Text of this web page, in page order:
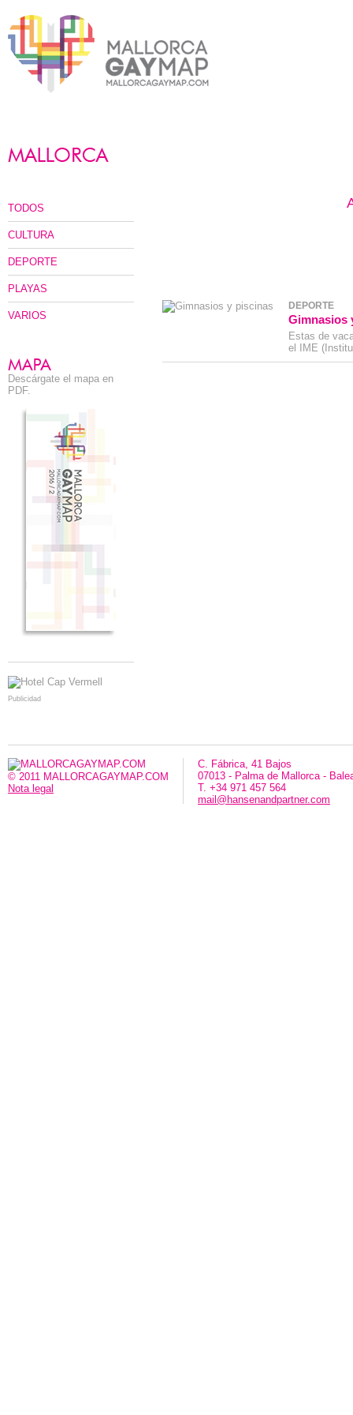
TODOS
CULTURA
DEPORTE
PLAYAS
VARIOS
Descárgate el mapa en
PDF.
Publicidad
DEPORTE
Gimnasios
Estas de
el IME
© 2011 MALLORCAGAYMAP.COM
Nota legal
C. Fábrica, 41 Bajos
07013 - Palma de Mallorca -
T. +34 971 457 564
mail@hansenandpartner.com